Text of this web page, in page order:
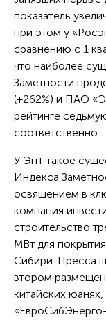
показатель
при этом у
сравнению с 1
что наиболее
Заметности
(+262%) и ПАО
рейтинге
соответственно.
У Эн+ такое
Индекса
освящением в
компания
строительство
МВт для
Сибири. Пресса
втором
китайских